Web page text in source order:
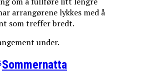
arrangørene lykkes med å
som treffer bredt.
under.
Sommernatta